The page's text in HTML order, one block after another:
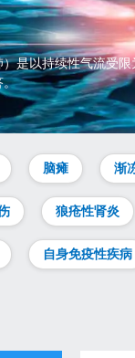
是以持续性气流受
。
脑瘫 渐
狼疮性肾炎
自身免疫性疾病